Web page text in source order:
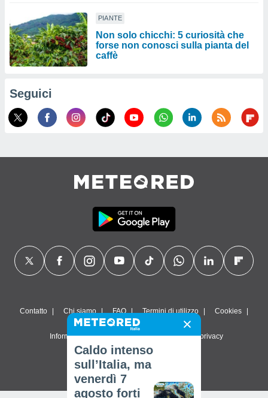
PIANTE
Non solo chicchi: 5 curiosità che
forse non conosci sulla pianta del
caffè
Seguici
Contatto Chi siamo FAQ Termini di utilizzo Cookies
Informativa sulla privacy Impostazioni sulla privacy
© 2026 Meteored. Tutti i diritti riservati
Caldo intenso
sull’Italia, ma
venerdì 7
agosto forti